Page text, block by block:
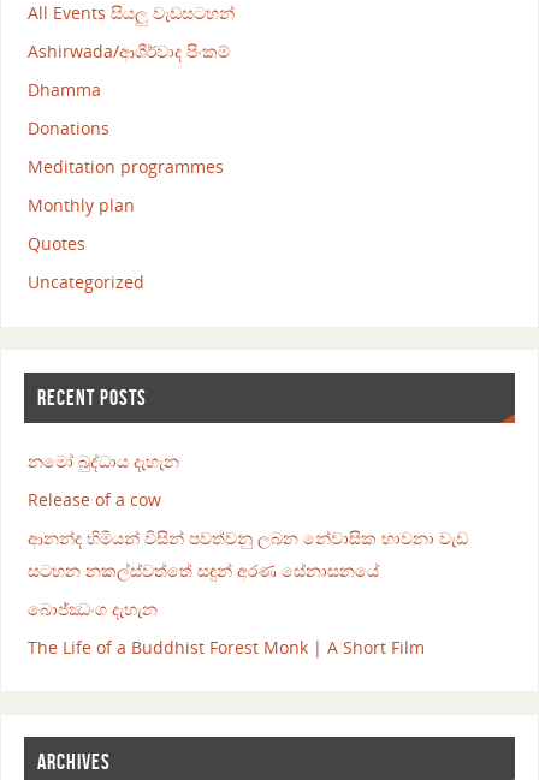
All Events සියලු වැඩසටහන්
Ashirwada/ආශීර්වාද පිංකම්
Dhamma
Donations
Meditation programmes
Monthly plan
Quotes
Uncategorized
RECENT POSTS
නමෝ බුද්ධාය දැහැන
Release of a cow
ආනන්ද හිමියන් විසින් පවත්වනු ලබන නේවාසික භාවනා වැඩ
සටහන නකල්ස්වත්තේ සඳුන් අරණ සේනාසනයේ
බොජ්ඣංග දැහැන
The Life of a Buddhist Forest Monk | A Short Film
ARCHIVES